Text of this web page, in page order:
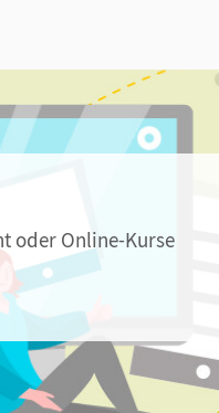
oder Online-Kurse